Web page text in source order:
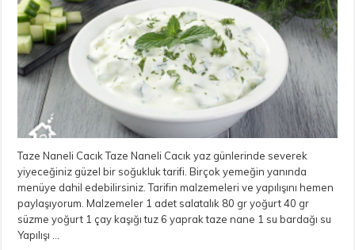
Taze Naneli Cacık Taze Naneli Cacık yaz günlerinde severek
yiyeceğiniz güzel bir soğukluk tarifi. Birçok yemeğin yanında
menüye dahil edebilirsiniz. Tarifin malzemeleri ve yapılışını hemen
paylaşıyorum. Malzemeler 1 adet salatalık 80 gr yoğurt 40 gr
süzme yoğurt 1 çay kaşığı tuz 6 yaprak taze nane 1 su bardağı su
Yapılışı …